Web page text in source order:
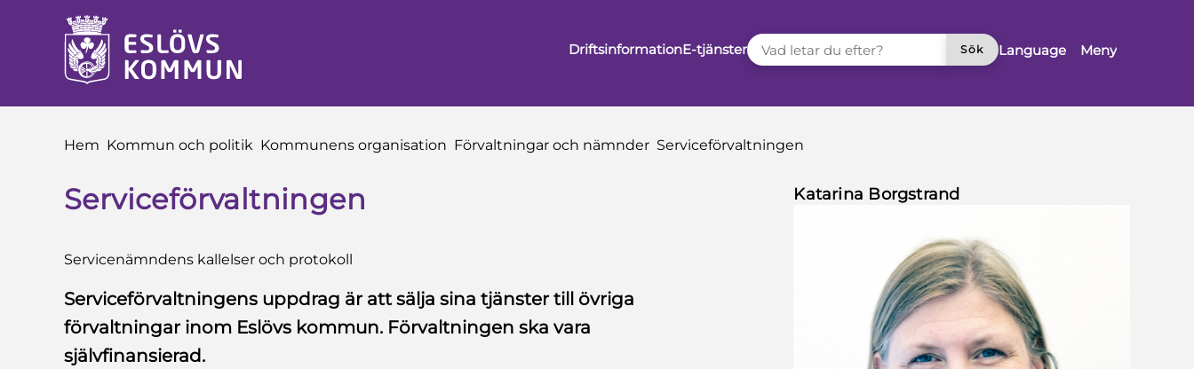
till innehåll
till sidomeny
DriftsinformationE-tjänster
VAD LETAR DU EFTER?
Sök
Language Meny
Du är här:
Hem Kommun och politik Kommunens organisation Förvaltningar och nämnder Serviceförvaltningen
Serviceförvaltningen
Servicenämndens kallelser och protokoll
Serviceförvaltningens uppdrag är att sälja sina tjänster till övriga
förvaltningar inom Eslövs kommun. Förvaltningen ska vara
självfinansierad.
Katarina Borgstrand